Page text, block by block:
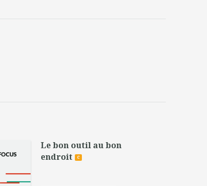
Le bon outil au bon
endroit
c